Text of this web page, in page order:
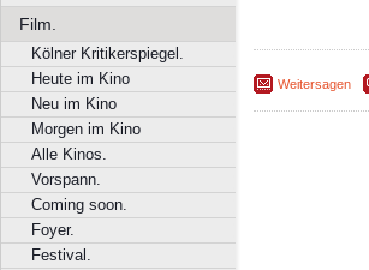
Film.
Kölner Kritikerspiegel.
Heute im Kino
Neu im Kino
Morgen im Kino
Alle Kinos.
Vorspann.
Coming soon.
Foyer.
Festival.
Weitersagen